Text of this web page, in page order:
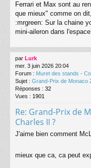
Ferrari et Max sont au
que mieux" comme on
:mrgreen: Sur la chaine
mini-aileron dans
par Lurk
mer. 3 juin 2026 20:04
Forum : Muret des stands -
Sujet : Grand-Prix de Monaco
Réponses : 32
Vues : 1901
Re: Grand-Prix de
Charles II ?
J'aime bien comment
mieux que ca, ca peut